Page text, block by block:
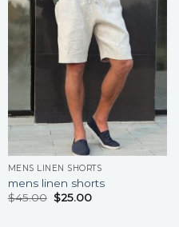
MENS LINEN SHORTS
mens linen shorts
$45.00 $25.00